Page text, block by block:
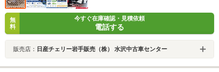
無
料
今すぐ在庫確認・見積依頼
電話する
販売店： 日産チェリー岩手販売（株） 水沢中古車センター